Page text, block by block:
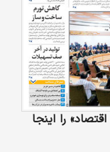
را اینجا